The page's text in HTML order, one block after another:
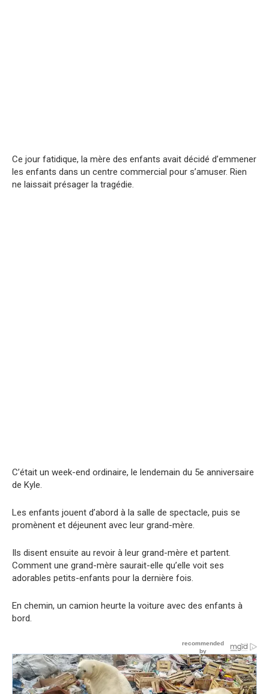
Ce jour fatidique, la mère des enfants avait décidé d’emmener
les enfants dans un centre commercial pour s’amuser. Rien
ne laissait présager la tragédie.
C’était un week-end ordinaire, le lendemain du 5e anniversaire
de Kyle.
Les enfants jouent d’abord à la salle de spectacle, puis se
promènent et déjeunent avec leur grand-mère.
Ils disent ensuite au revoir à leur grand-mère et partent.
Comment une grand-mère saurait-elle qu’elle voit ses
adorables petits-enfants pour la dernière fois.
En chemin, un camion heurte la voiture avec des enfants à
bord.